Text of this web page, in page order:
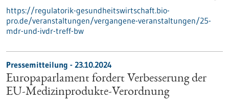
https://regulatorik-gesundheitswirtschaft.bio-
pro.de/veranstaltungen/vergangene-veranstaltungen/25-
mdr-und-ivdr-treff-bw
Pressemitteilung - 23.10.2024
Europaparlament fordert Verbesserung der
EU-Medizinprodukte-Verordnung